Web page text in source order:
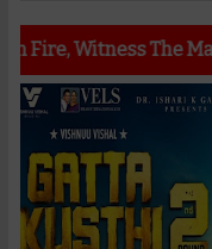
The Madness –